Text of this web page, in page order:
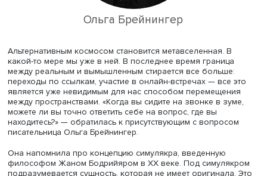
Его коллега, писатель, исследователь будущего Вадим
напротив, прогнозирует демографический спад и,
входит в тенденцию снижения потребления. Если нам
снизить потребление — зачем нам космос? Если мы
биотехнологии, то что нам мешает снизить
Земле?» — говорит он.